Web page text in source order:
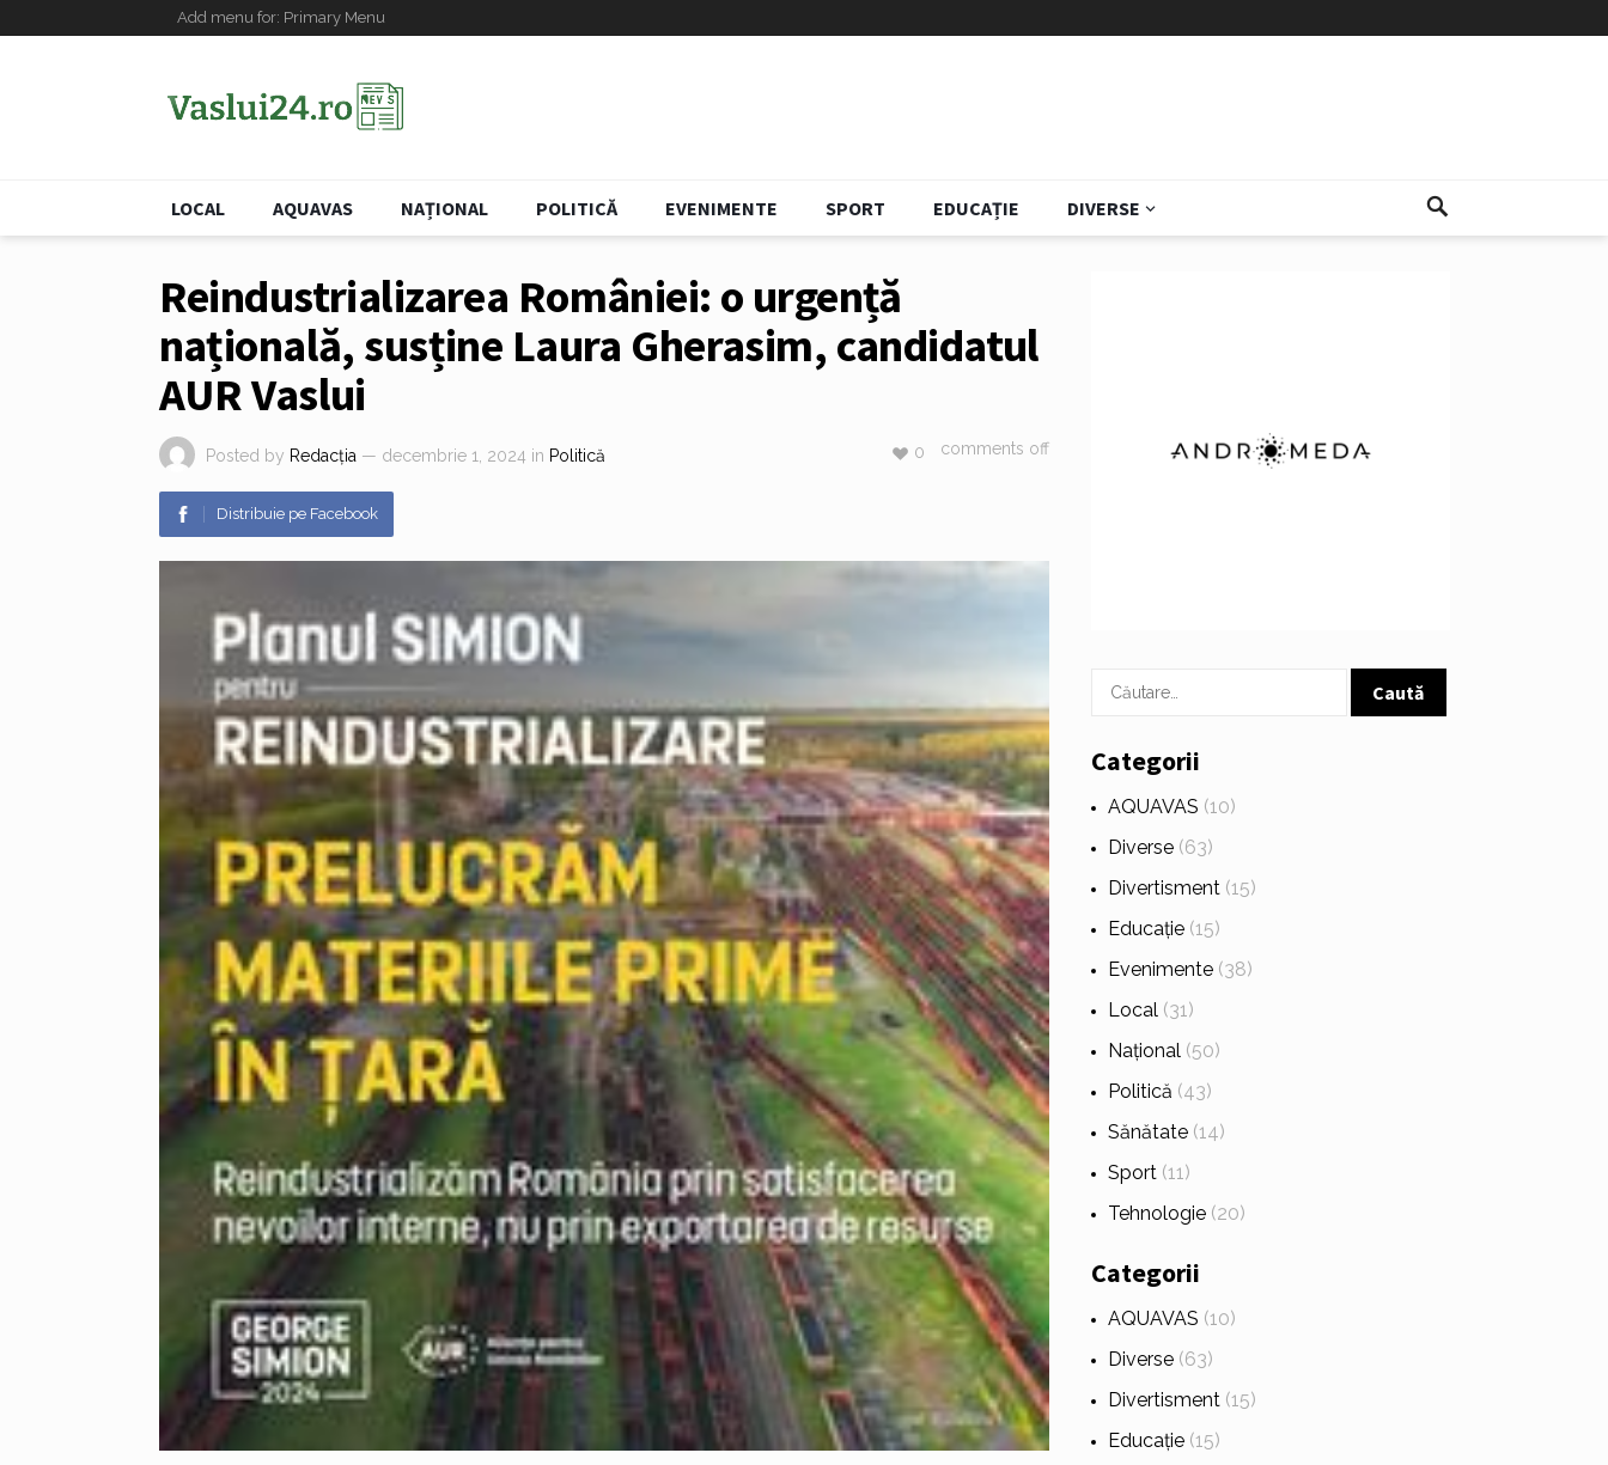
Add menu for: Primary Menu
LOCAL AQUAVAS NAȚIONAL POLITICĂ EVENIMENTE SPORT EDUCAȚIE DIVERSE
Reindustrializarea României: o urgență
națională, susține Laura Gherasim, candidatul
AUR Vaslui
Posted by Redacția — decembrie 1, 2024 in Politică comments off
0
Distribuie pe Facebook
Caută
Categorii
AQUAVAS (10)
Diverse(63)
Divertisment(15)
Educație(15)
Evenimente(38)
Local(31)
Național(50)
Politică (43)
Sănătate(14)
Sport(11)
Tehnologie(20)
Categorii
AQUAVAS (10)
Diverse(63)
Divertisment(15)
Educație(15)